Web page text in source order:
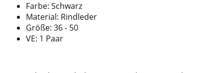
Farbe: Schwarz
Material: Rindleder
Größe: 36 - 50
VE: 1 Paar